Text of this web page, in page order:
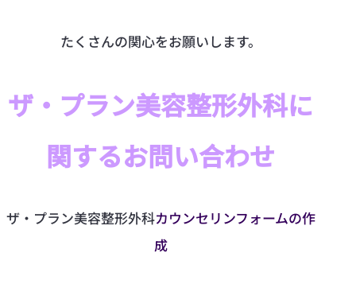
たくさんの関心をお願いします。
ザ·プラン美容整形外科に
関するお問い合わせ
ザ·プラン美容整形外科カウンセリンフォームの作
成